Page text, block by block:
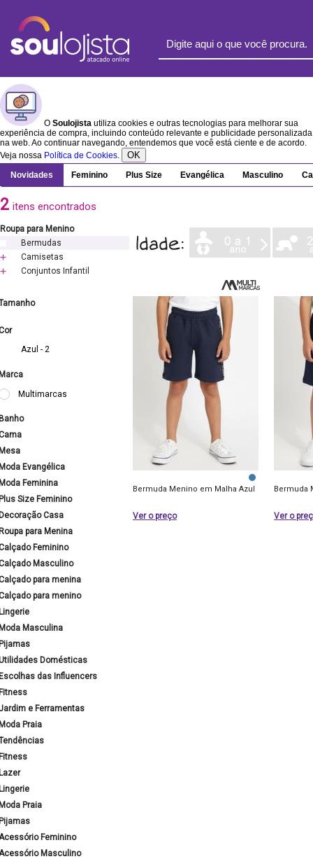
O Soulojista utiliza cookies e outras tecnologias para melhorar sua
experiência de compra, incluindo conteúdo relevante e publicidade personalizada
na web. Ao continuar navegando, entendemos que você está ciente e de acordo.
Veja nossa Política de Cookies. OK
Novidades Feminino Plus Size Evangélica Masculino
2 itens encontrados
Roupa para Menino
Bermudas
Camisetas
Conjuntos Infantil
Azul - 2
Multimarcas
Evangélica
Feminina
Size Feminino
Casa
para Menina
Feminino
Masculino
para menina
para menino
Masculina
Domésticas
das Influencers
e Ferramentas
Praia
Praia
Feminino
Masculino
Bermuda Menino em Malha Azul
Ver o preço
Bermuda
Ver o